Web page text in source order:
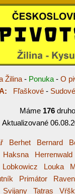
Žilina - Ponuka - O
Fľaškové- Sudové
Máme 176
Aktualizované
Berhet Bernard
Haksna Herrenwald
Lobkowicz Louka
Primátor Raven
Svijany Tatras